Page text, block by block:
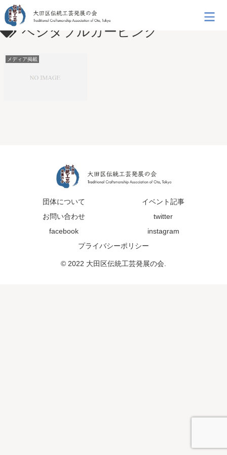
ベジタブルカービング
メディア掲載
団体について
イベント記事
お問い合わせ
twitter
facebook
instagram
プライバシーポリシー
© 2022 大田区伝統工芸発展の会.